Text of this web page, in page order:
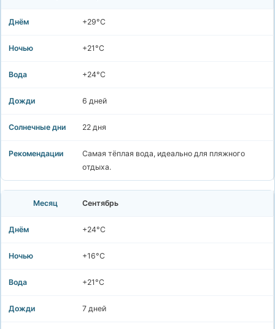
+29°C
+21°C
+24°C
6 дней
22 дня
Самая тёплая вода, идеально для пляжного
отдыха.
Сентябрь
+24°C
+16°C
+21°C
7 дней